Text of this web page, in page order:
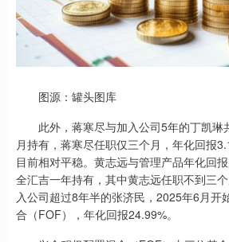
图源：罐头图库
此外，蒋寒尽与加入公司5年的丁凯琳
月持有，蒋寒尽任职仅三个月，年化回报
目前相对平稳。黄志远与管理产品年化回
全汇吉一年持有，其中黄志远任职不到三
入公司超过8年半的张济民，2025年6月开
合（FOF），年化回报24.99%。